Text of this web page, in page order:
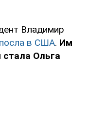
Владимир
в США. Им
стала Ольга